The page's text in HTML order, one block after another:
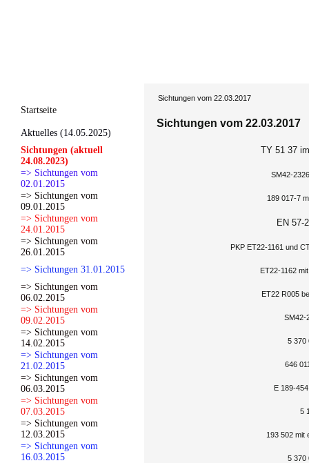
Startseite
Aktuelles (14.05.2025)
Sichtungen (aktuell
24.08.2023)
=> Sichtungen vom
02.01.2015
=> Sichtungen vom
09.01.2015
=> Sichtungen vom
24.01.2015
=> Sichtungen vom
26.01.2015
=> Sichtungen 31.01.2015
=> Sichtungen vom
06.02.2015
=> Sichtungen vom
09.02.2015
=> Sichtungen vom
14.02.2015
=> Sichtungen vom
21.02.2015
=> Sichtungen vom
06.03.2015
=> Sichtungen vom
07.03.2015
=> Sichtungen vom
12.03.2015
=> Sichtungen vom
16.03.2015
Sichtungen vom 22.03.2017
Sichtungen vom 22.03.2017
TY 51 37
SM42-
189 017-7
EN 57-
PKP ET22-1161 und
ET22-1162
ET22 R005
SM42-
5 370
646
E 189-
5
193 502 mit
5 370